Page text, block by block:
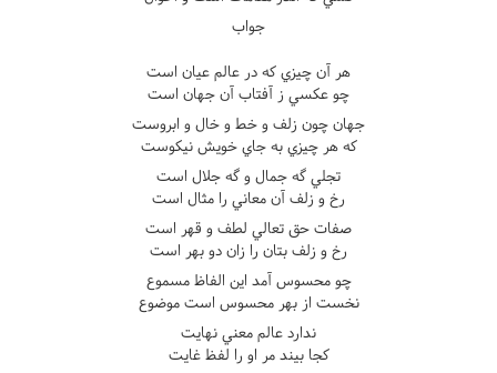
جواب
هر آن چيزي که در عالم عيان است
چو عکسي ز آفتاب آن جهان است
جهان چون زلف و خط و خال و ابروست
که هر چيزي به جاي خويش نيکوست
تجلي گه جمال و گه جلال است
رخ و زلف آن معاني را مثال است
صفات حق تعالي لطف و قهر است
رخ و زلف بتان را زان دو بهر است
چو محسوس آمد اين الفاظ مسموع
نخست از بهر محسوس است موضوع
ندارد عالم معني نهايت
کجا بيند مر او را لفظ غايت